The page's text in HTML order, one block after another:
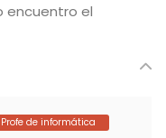
encuentro el
Profe de informática